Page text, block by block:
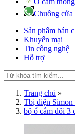
Ổ cắm
Chuông cửa
Sản phẩm bán
Khuyến mại
Tin công nghệ
Hỗ trợ
Trang chủ »
Tbị điện Simon
bộ ổ cắm đôi 3